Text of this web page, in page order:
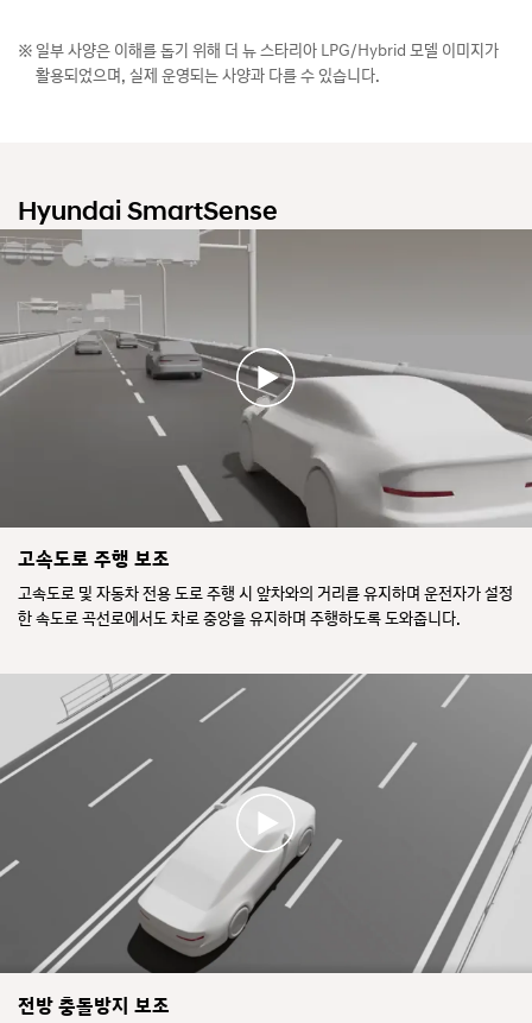
일부 사양은 이해를 돕기 위해 더 뉴 스타리아 LPG/Hybrid 모델 이미지가
활용되었으며, 실제 운영되는 사양과 다를 수 있습니다.
Hyundai SmartSense
고속도로 주행 보조
고속도로 및 자동차 전용 도로 주행 시 앞차와의 거리를 유지하며 운전자가 설정
한 속도로 곡선로에서도 차로 중앙을 유지하며 주행하도록 도와줍니다.
전방 충돌방지 보조